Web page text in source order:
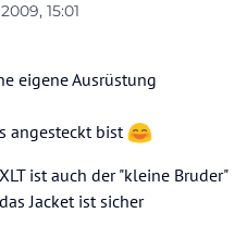
15:01
eigene Ausrüstung
angesteckt bist
ist auch der "kleine Bruder"
Jacket ist sicher